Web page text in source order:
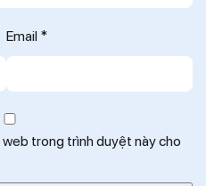
Email *
trong trình duyệt này cho